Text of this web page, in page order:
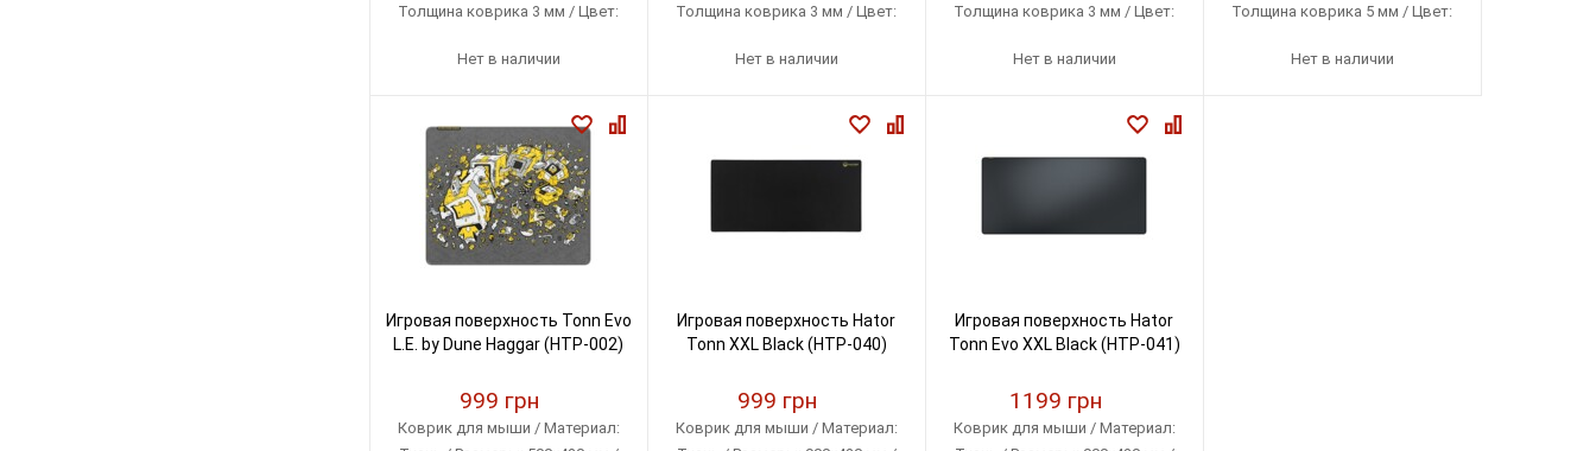
Толщина коврика 3 мм / Цвет:
Нет в наличии
Толщина коврика 3 мм / Цвет:
Нет в наличии
Толщина коврика 3 мм / Цвет:
Нет в наличии
Толщина коврика 5 мм / Цвет:
Нет в наличии
Игровая поверхность Tonn Evo
L.E. by Dune Haggar (HTP-002)
999 грн
Коврик для мыши / Материал:
Игровая поверхность Hator
Tonn XXL Black (HTP-040)
999 грн
Коврик для мыши / Материал:
Игровая поверхность Hator
Tonn Evo XXL Black (HTP-041)
1199 грн
Коврик для мыши / Материал: